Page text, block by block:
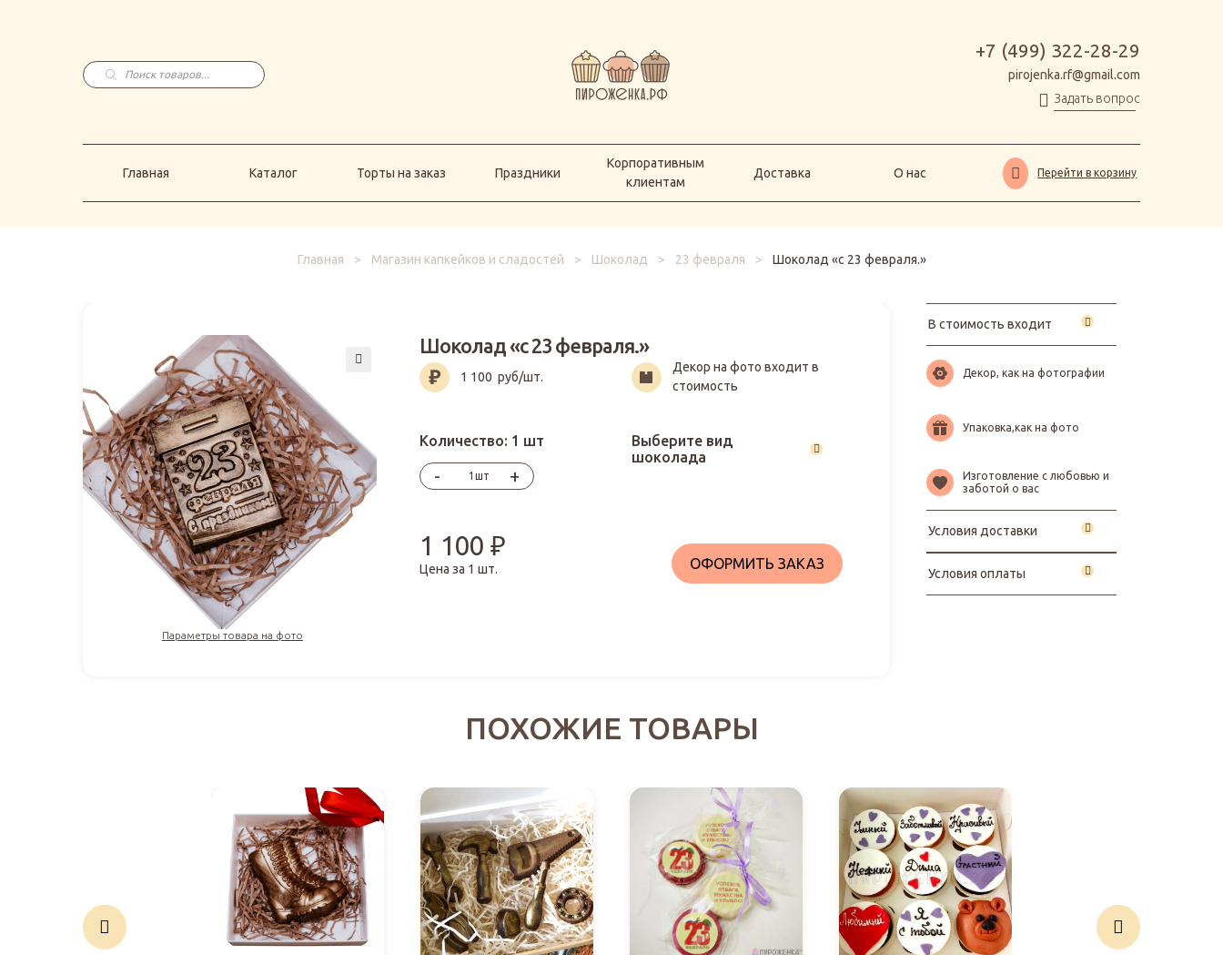
Поиск
товаров
+7 (499) 322-28-29
pirojenka.rf@gmail.com
Задать вопрос
Главная Каталог Торты на заказ Праздники
Корпоративным
клиентам
Доставка О нас Перейти в корзину
Главная > Магазин капкейков и сладостей > Шоколад > 23 февраля > Шоколад «с 23 февраля.»
Параметры товара на фото
Шоколад «с 23 февраля.»
1 100 руб/шт.
Декор на фото входит в
стоимость
Количество: 1 шт
- шт +
Выберите вид
шоколада
1 100₽
Цена за 1 шт. ОФОРМИТЬ ЗАКАЗ
В стоимость входит
Декор, как на фотографии
Упаковка,как на фото
Изготовление с любовью и
заботой о вас
Условия доставки
Условия оплаты
ПОХОЖИЕ ТОВАРЫ